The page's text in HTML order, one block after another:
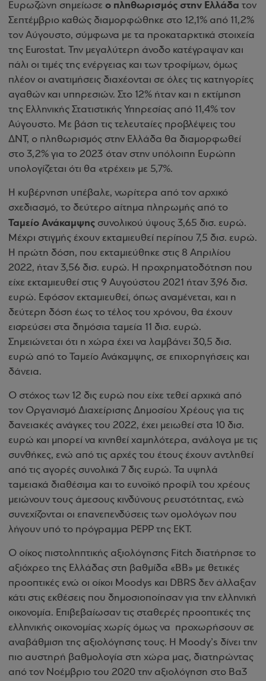
Ευρωζώνη σημείωσε ο πληθωρισμός στην Ελλάδα τον
Σεπτέμβριο καθώς διαμορφώθηκε στο 12,1% από 11,2%
τον Αύγουστο, σύμφωνα με τα προκαταρκτικά στοιχεία
της Eurostat. Την μεγαλύτερη άνοδο κατέγραψαν και
πάλι οι τιμές της ενέργειας και των τροφίμων, όμως
πλέον οι ανατιμήσεις διαχέονται σε όλες τις κατηγορίες
αγαθών και υπηρεσιών. Στο 12% ήταν και η εκτίμηση
της Ελληνικής Στατιστικής Υπηρεσίας από 11,4% τον
Αύγουστο. Με βάση τις τελευταίες προβλέψεις του
ΔΝΤ, ο πληθωρισμός στην Ελλάδα θα διαμορφωθεί
στο 3,2% για το 2023 όταν στην υπόλοιπη Ευρώπη
υπολογίζεται ότι θα «τρέχει» με 5,7%.
H κυβέρνηση υπέβαλε, νωρίτερα από τον αρχικό
σχεδιασμό, το δεύτερο αίτημα πληρωμής από το
Ταμείο Ανάκαμψης συνολικού ύψους 3,65 δισ. ευρώ.
Μέχρι στιγμής έχουν εκταμιευθεί περίπου 7,5 δισ. ευρώ.
Η πρώτη δόση, που εκταμιεύθηκε στις 8 Απριλίου
2022, ήταν 3,56 δισ. ευρώ. Η προχρηματοδότηση που
είχε εκταμιευθεί στις 9 Αυγούστου 2021 ήταν 3,96 δισ.
ευρώ. Εφόσον εκταμιευθεί, όπως αναμένεται, και η
δεύτερη δόση έως το τέλος του χρόνου, θα έχουν
εισρεύσει στα δημόσια ταμεία 11 δισ. ευρώ.
Σημειώνεται ότι η χώρα έχει να λαμβάνει 30,5 δισ.
ευρώ από το Ταμείο Ανάκαμψης, σε επιχορηγήσεις και
δάνεια.
Ο στόχος των 12 δις ευρώ που είχε τεθεί αρχικά από
τον Οργανισμό Διαχείρισης Δημοσίου Χρέους για τις
δανειακές ανάγκες του 2022, έχει μειωθεί στα 10 δισ.
ευρώ και μπορεί να κινηθεί χαμηλότερα, ανάλογα με τις
συνθήκες, ενώ από τις αρχές του έτους έχουν αντληθεί
από τις αγορές συνολικά 7 δις ευρώ. Τα υψηλά
ταμειακά διαθέσιμα και το ευνοϊκό προφίλ του χρέους
μειώνουν τους άμεσους κινδύνους ρευστότητας, ενώ
συνεχίζονται οι επανεπενδύσεις των ομολόγων που
λήγουν υπό το πρόγραμμα PEPP της ΕΚΤ.
Ο οίκος πιστοληπτικής αξιολόγησης Fitch διατήρησε το
αξιόχρεο της Ελλάδας στη βαθμίδα «ΒΒ» με θετικές
προοπτικές ενώ οι οίκοι Moodys και DBRS δεν άλλαξαν
κάτι στις εκθέσεις που δημοσιοποίησαν για την ελληνική
οικονομία. Επιβεβαίωσαν τις σταθερές προοπτικές της
ελληνικής οικονομίας χωρίς όμως να προχωρήσουν σε
αναβάθμιση της αξιολόγησης τους. Η Moody’s δίνει την
πιο αυστηρή βαθμολογία στη χώρα μας, διατηρώντας
από τον Νοέμβριο του 2020 την αξιολόγηση στο Βa3